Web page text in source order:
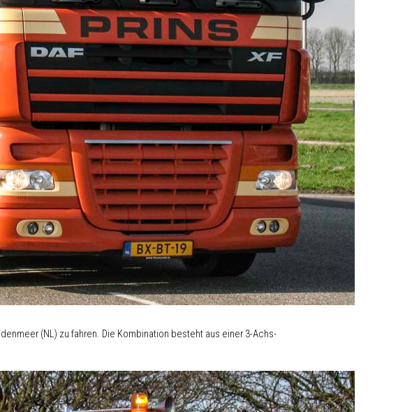
(NL) zu fahren. Die Kombination besteht aus einer 3-Achs-